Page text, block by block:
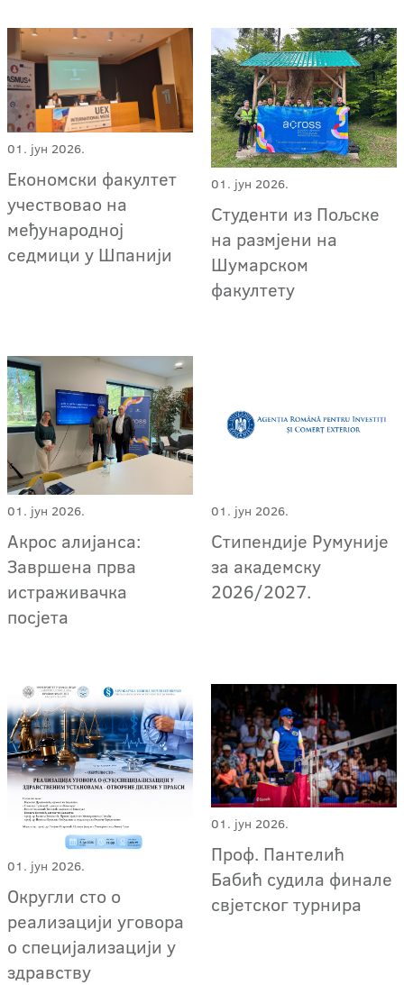
01. јун 2026.
Економски факултет
учествовао на
међународној
седмици у Шпанији
01. јун 2026.
Студенти из Пољске
на размјени на
Шумарском
факултету
01. јун 2026.
Акрос алијанса:
Завршена прва
истраживачка
посјета
01. јун 2026.
Стипендије Румуније
за академску
2026/2027.
01. јун 2026.
Округли сто о
реализацији уговора
о специјализацији у
здравству
01. јун 2026.
Проф. Пантелић
Бабић судила финале
свјетског турнира